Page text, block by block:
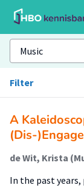
Filter
A
(Dis-
In the past